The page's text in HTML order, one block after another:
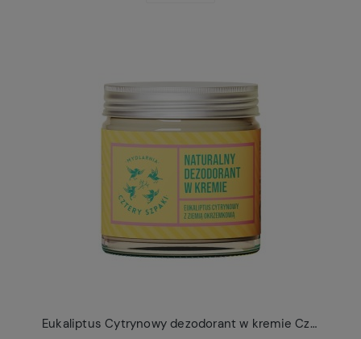
Eukaliptus Cytrynowy dezodorant w kremie Cztery Szpaki